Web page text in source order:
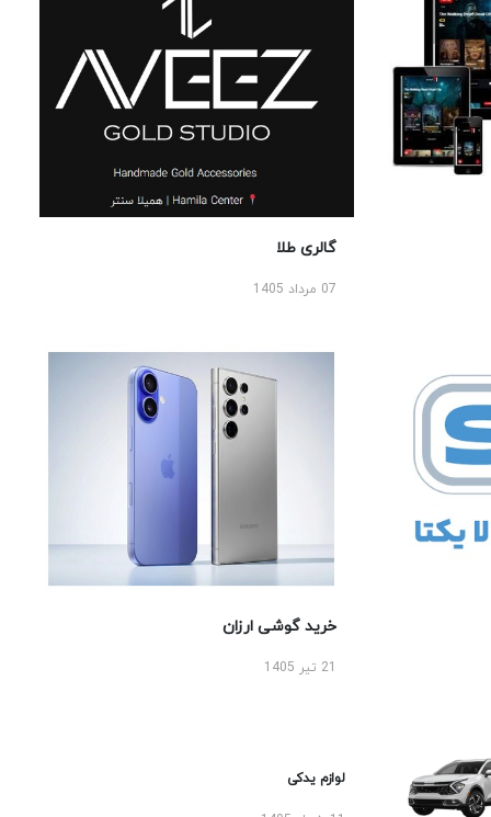
گالری طلا
07 مرداد 1405
خرید گوشی ارزان
لوازم یدکی